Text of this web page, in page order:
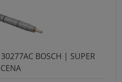
BOSCH | SUPER
CENA